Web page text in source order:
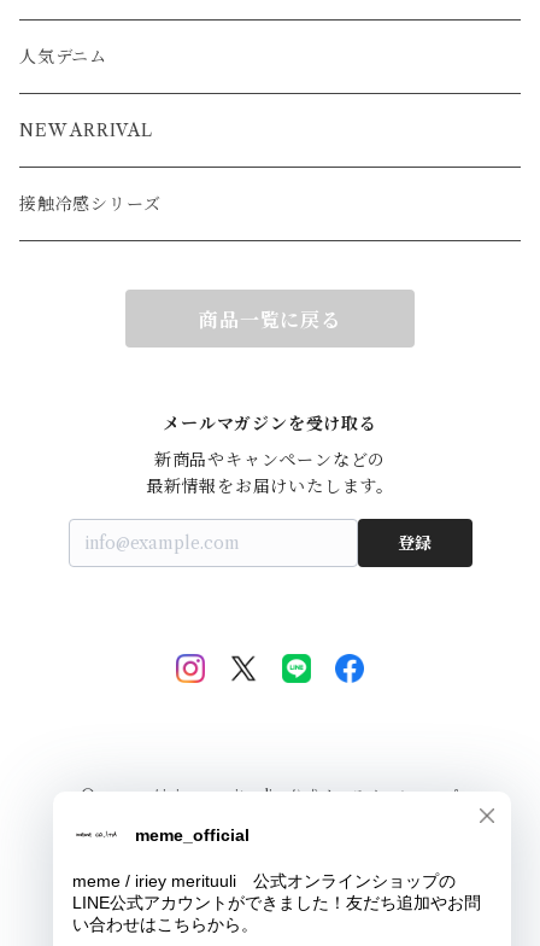
アウター
カーディガン
ブルゾン
ポンチョ
アウター
コート
ベスト
人気デニム
NEW ARRIVAL
接触冷感シリーズ
商品一覧に戻る
メールマガジンを受け取る
新商品やキャンペーンなどの
最新情報をお届けいたします。
登録
© meme / iriey merituuli 公式オンラインショップ
Powered by